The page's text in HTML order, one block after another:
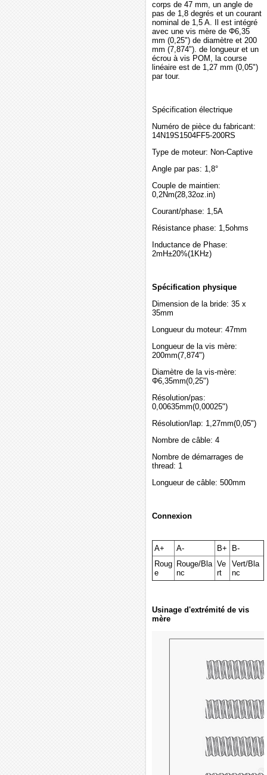
corps de 47 mm, un angle de
pas de 1,8 degrés et un courant
nominal de 1,5 A. Il est intégré
avec une vis mère de Φ6,35
mm (0,25") de diamètre et 200
mm (7,874"). de longueur et un
écrou à vis POM, la course
linéaire est de 1,27 mm (0,05")
par tour.
Spécification électrique
Numéro de pièce du fabricant:
14N19S1504FF5-200RS
Type de moteur: Non-Captive
Angle par pas: 1,8°
Couple de maintien:
0,2Nm(28,32oz.in)
Courant/phase: 1,5A
Résistance phase: 1,5ohms
Inductance de Phase:
2mH±20%(1KHz)
Spécification physique
Dimension de la bride: 35 x
35mm
Longueur du moteur: 47mm
Longueur de la vis mère:
200mm(7,874")
Diamètre de la vis-mère:
Φ6,35mm(0,25")
Résolution/pas:
0,00635mm(0,00025")
Résolution/lap: 1,27mm(0,05")
Nombre de câble: 4
Nombre de démarrages de
thread: 1
Longueur de câble: 500mm
Connexion
A+ A- B+
B-
Roug
e
Rouge/Bla
nc
Ve
rt
Vert/Bla
nc
Usinage d'extrémité de vis
mère